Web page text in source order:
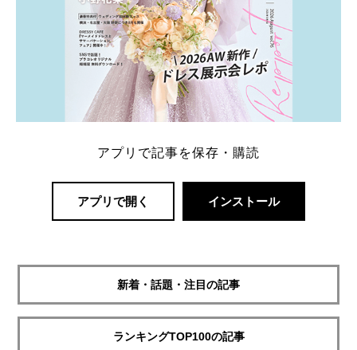
アプリで記事を保存・購読
アプリで開く インストール
新着・話題・注目の記事
ランキングTOP100の記事